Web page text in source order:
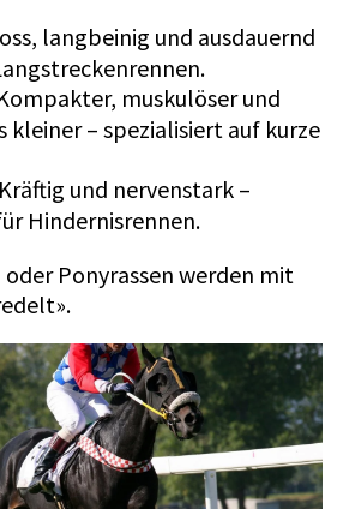
langbeinig und ausdauernd
muskulöser und
kleiner – spezialisiert auf kurze
Kräftig und nervenstark –
Hindernisrennen.
Ponyrassen werden mit